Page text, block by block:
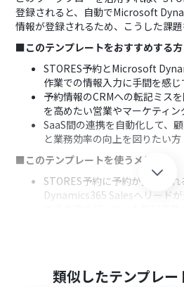
登録されると、自動でMicrosoft
情報が登録されるため、こうした課題
■このテンプレートをおすすめする方
STORES予約とMicrosoft
作業での情報入力に手間を感
予約情報のCRMへの転記ミス
を高めたい営業やマーケティ
SaaS間の連携を自動化して、
と業務効率の向上を図りたい方
■このテンプレートを使うメリット
STORES予約に予約が登録さ
Dynamics365 Salesへリード
■フローボットの流れ
類似したテンプレー